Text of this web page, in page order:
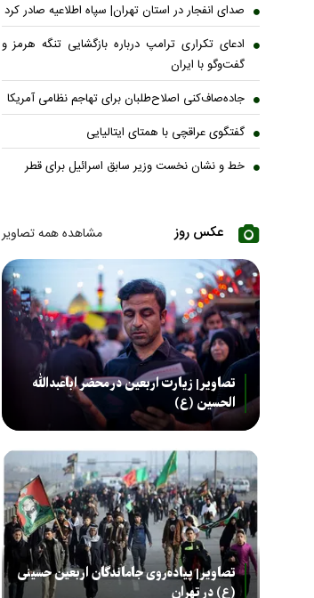
صدای انفجار در استان تهران| سپاه اطلاعیه صادر کرد
ادعای تکراری ترامپ درباره بازگشایی تنگه هرمز و
گفت‌وگو با ایران
جاده‌صاف‌کنی اصلاح‌طلبان برای تهاجم نظامی آمریکا
گفتگوی عراقچی با همتای ایتالیایی
خط و نشان نخست وزیر سابق اسرائیل برای قطر
عکس روز مشاهده همه تصاویر
تصاویر| زیارت اربعین در محضر اباعبدالله
الحسین (ع)
تصاویر| پیاده‌روی جاماندگان اربعین حسینی
(ع) در تهران